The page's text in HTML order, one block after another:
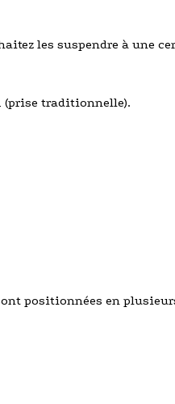
les suspendre à une
(prise traditionnelle).
positionnées en